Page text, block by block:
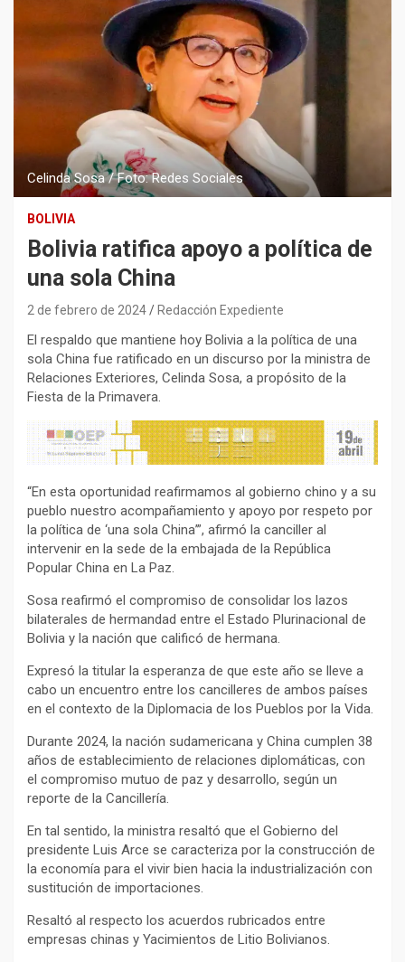
Celinda Sosa / Foto: Redes Sociales
BOLIVIA
Bolivia ratifica apoyo a política de
una sola China
2 de febrero de 2024 Redacción Expediente
El respaldo que mantiene hoy Bolivia a la política de una
sola China fue ratificado en un discurso por la ministra de
Relaciones Exteriores, Celinda Sosa, a propósito de la
Fiesta de la Primavera.
“En esta oportunidad reafirmamos al gobierno chino y a su
pueblo nuestro acompañamiento y apoyo por respeto por
la política de ‘una sola China’”, afirmó la canciller al
intervenir en la sede de la embajada de la República
Popular China en La Paz.
Sosa reafirmó el compromiso de consolidar los lazos
bilaterales de hermandad entre el Estado Plurinacional de
Bolivia y la nación que calificó de hermana.
Expresó la titular la esperanza de que este año se lleve a
cabo un encuentro entre los cancilleres de ambos países
en el contexto de la Diplomacia de los Pueblos por la Vida.
Durante 2024, la nación sudamericana y China cumplen 38
años de establecimiento de relaciones diplomáticas, con
el compromiso mutuo de paz y desarrollo, según un
reporte de la Cancillería.
En tal sentido, la ministra resaltó que el Gobierno del
presidente Luis Arce se caracteriza por la construcción de
la economía para el vivir bien hacia la industrialización con
sustitución de importaciones.
Resaltó al respecto los acuerdos rubricados entre
empresas chinas y Yacimientos de Litio Bolivianos.